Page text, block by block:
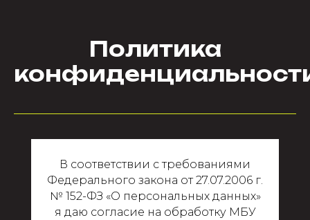
Политика
В соответствии с требованиями
Федерального закона от 27.07.2006 г.
№ 152-ФЗ «О персональных данных»
я даю согласие на обработку МБУ